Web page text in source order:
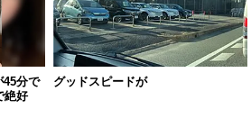
45分で
絶好
グッドスピードが